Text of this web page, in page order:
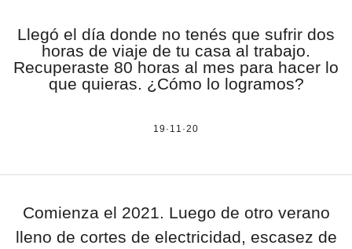
estronismo climático
escuelas fumigadas
patria contratista
surti impreso
Llegó el día donde no tenés que sufrir dos
horas de viaje de tu casa al trabajo.
Recuperaste 80 horas al mes para hacer lo
que quieras. ¿Cómo lo logramos?
19·11·20
Comienza el 2021. Luego de otro verano
lleno de cortes de electricidad, escasez de